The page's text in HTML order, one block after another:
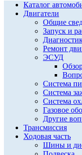
Каталог
Двигатели
Общие
Запуск и
Ремонт
ЭСУД
Система
Система
Система
Газовое
Другие
Трансмиссия
Ходовая часть
Шины и